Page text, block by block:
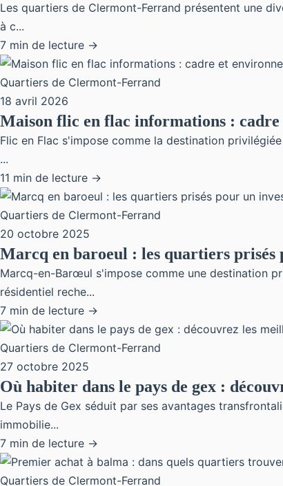
Les quartiers de Clermont-Ferrand présentent une
à c...
7 min de lecture →
Quartiers de Clermont-Ferrand
18 avril 2026
Maison flic en flac informations :
Flic en Flac s'impose comme la destination
...
11 min de lecture →
Quartiers de Clermont-Ferrand
20 octobre 2025
Marcq en baroeul : les quartiers
Marcq-en-Barœul s'impose comme une destination
résidentiel reche...
7 min de lecture →
Quartiers de Clermont-Ferrand
27 octobre 2025
Où habiter dans le pays de gex :
Le Pays de Gex séduit par ses avantages
immobilie...
7 min de lecture →
Quartiers de Clermont-Ferrand